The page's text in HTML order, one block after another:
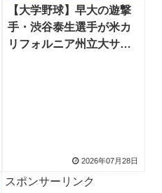
【大学野球】早大の遊撃
手・渋谷泰生選手が米カ
リフォルニア州立大サク
2026年07月28日
スポンサーリンク